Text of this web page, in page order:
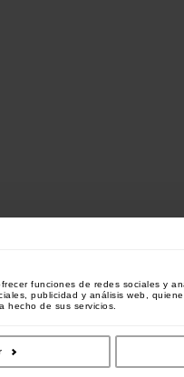
funciones de redes sociales y
publicidad y análisis web,
hecho de sus servicios.